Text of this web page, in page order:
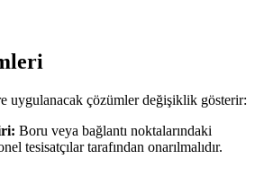
uygulanacak çözümler değişiklik gösterir:
Boru veya bağlantı noktalarındaki
tesisatçılar tarafından onarılmalıdır.